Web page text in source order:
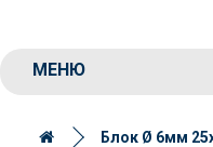
МЕНЮ
Блок Ø 6мм